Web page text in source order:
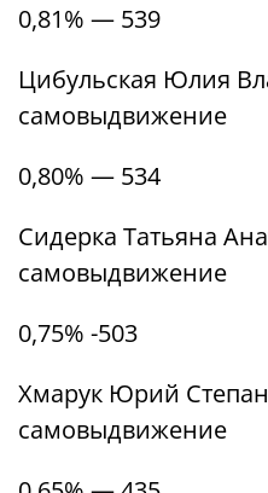
0,81% — 539
Цибульская Юлия
самовыдвижение
0,80% — 534
Сидерка Татьяна
самовыдвижение
0,75% -503
Хмарук Юрий
самовыдвижение